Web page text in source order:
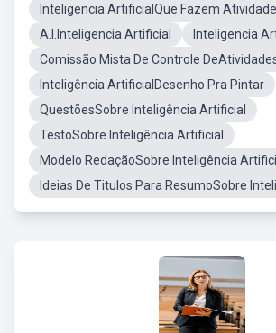
Inteligencia ArtificialQue Fazem
A.I.Inteligencia Artificial
Inteligencia
Comissão Mista De Controle
Inteligência ArtificialDesenho Pra Pintar
QuestõesSobre Inteligência Artificial
TestoSobre Inteligência Artificial
Modelo RedaçãoSobre Inteligência
Ideias De Titulos Para ResumoSobre